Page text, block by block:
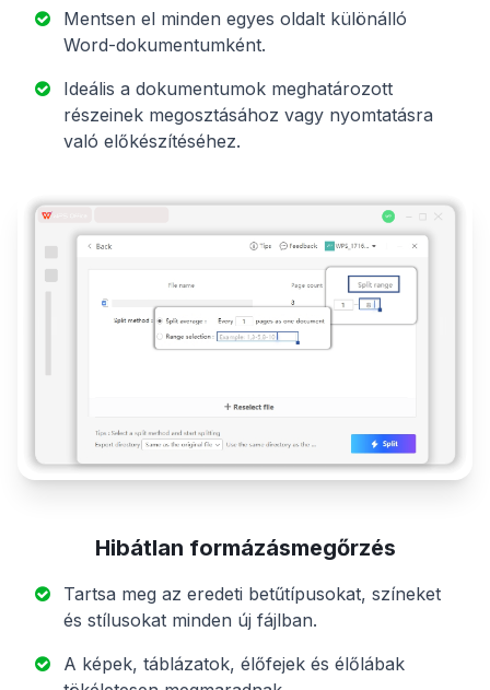
Mentsen el minden egyes oldalt különálló
Word-dokumentumként.
Ideális a dokumentumok meghatározott
részeinek megosztásához vagy nyomtatásra
való előkészítéséhez.
Hibátlan formázásmegőrzés
Tartsa meg az eredeti betűtípusokat, színeket
és stílusokat minden új fájlban.
A képek, táblázatok, élőfejek és élőlábak